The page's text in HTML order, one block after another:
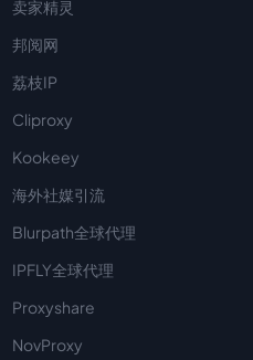
卖家精灵
邦阅网
荔枝IP
Cliproxy
Kookeey
海外社媒引流
Blurpath全球代理
IPFLY全球代理
Proxyshare
NovProxy